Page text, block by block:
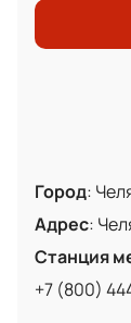
Увидеть
можете,
сэкономит
Город:
Адрес:
Станция
+7 (800)